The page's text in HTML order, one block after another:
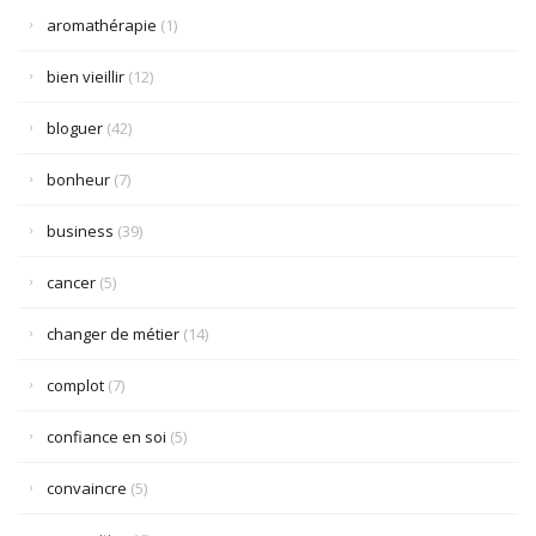
aromathérapie (1)
bien vieillir (12)
bloguer (42)
bonheur (7)
business (39)
cancer (5)
changer de métier (14)
complot (7)
confiance en soi (5)
convaincre (5)